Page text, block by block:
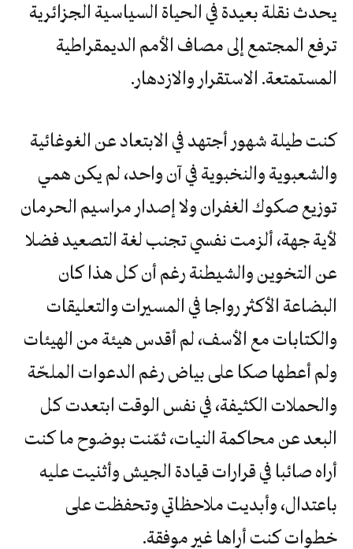
يحدث نقلة بعيدة في الحياة السياسية الجزائرية
ترفع المجتمع إلى مصاف الأمم الديمقراطية
المستمتعة. الاستقرار والازدهار.
كنت طيلة شهور أجتهد في الابتعاد عن الغوغائية
والشعبوية والنخبوية في آن واحد، لم يكن همي
توزيع صكوك الغفران ولا إصدار مراسيم الحرمان
لأية جهة، ألزمت نفسي تجنب لغة التصعيد فضلا
عن التخوين والشيطنة رغم أن كل هذا كان
البضاعة الأكثر رواجا في المسيرات والتعليقات
والكتابات مع الأسف، لم أقدس هيئة من الهيئات
ولم أعطها صكا على بياض رغم الدعوات الملحّة
والحملات الكثيفة، في نفس الوقت ابتعدت كل
البعد عن محاكمة النيات، ثمّنت بوضوح ما كنت
أراه صائبا في قرارات قيادة الجيش وأثنيت عليه
باعتدال، وأبديت ملاحظاتي وتحفظت على
خطوات كنت أراها غير موفقة.